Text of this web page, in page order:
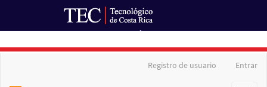
Registro de usuario Entrar